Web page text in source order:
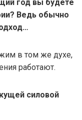
год вы будете
Ведь обычно
в том же духе,
работают.
силовой